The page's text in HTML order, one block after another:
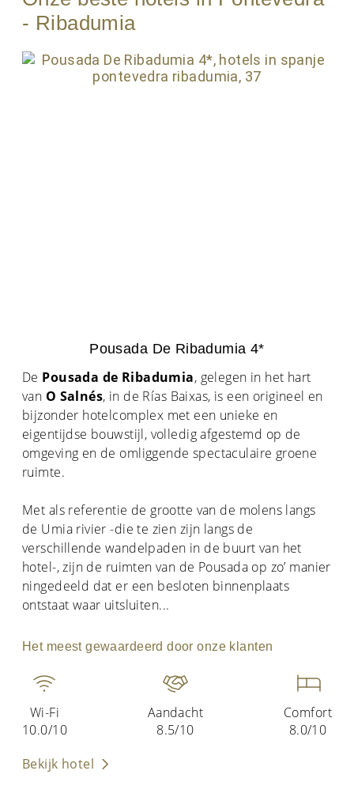
- Ribadumia
Pousada De Ribadumia 4*
De Pousada de Ribadumia, gelegen in het hart
van O Salnés, in de Rías Baixas, is een origineel en
bijzonder hotelcomplex met een unieke en
eigentijdse bouwstijl, volledig afgestemd op de
omgeving en de omliggende spectaculaire groene
ruimte.
Met als referentie de grootte van de molens langs
de Umia rivier -die te zien zijn langs de
verschillende wandelpaden in de buurt van het
hotel-, zijn de ruimten van de Pousada op zo’ manier
ningedeeld dat er een besloten binnenplaats
ontstaat waar uitsluiten...
Het meest gewaardeerd door onze klanten
Wi-Fi
10.0/10
Aandacht
8.5/10
Comfort
8.0/10
Bekijk hotel